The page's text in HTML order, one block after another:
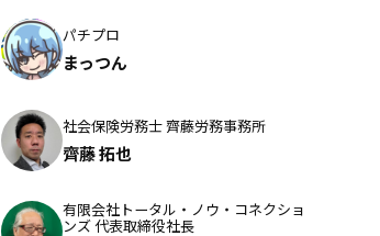
パチプロ
まっつん
社会保険労務士 齊藤労務事務所
齊藤 拓也
有限会社トータル・ノウ・コネクショ
ンズ 代表取締役社長